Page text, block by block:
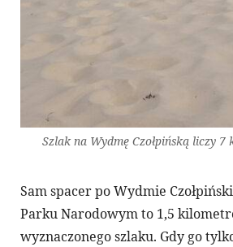
Szlak na Wydmę Czołpińską liczy 7
Sam spacer po Wydmie
Parku Narodowym to 1,5
wyznaczonego szlaku. Gdy go